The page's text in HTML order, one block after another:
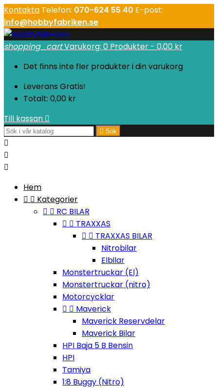
Kontakta Telefon: 070-624 55 40 E-post:
info@hobbyfabriken.se
shopping_cartVarukorg: 0 Produkter - 0,00 kr
Det finns inte fler produkter i din varukorg
Leverans Gratis!
Totalt: 0,00 kr
Till kassan 
 Sök



Hem
  Kategorier
  RC BILAR
  TRAXXAS
  TRAXXAS BILAR
Nitrobilar
Elbilar
Monstertruckar (El)
Monstertruckar (nitro)
Motorcycklar
  Maverick
Maverick Reservdelar
Maverick Bilar
HPI Baja 5 B Bensin
HPI
Tamiya
1:8 Buggy (Nitro)